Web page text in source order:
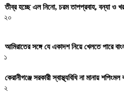
তীব্র হচ্ছে এল নিনো, চরম তাপপ্রবাহ, বন্যা ও
২০
আমিরাতের সঙ্গে যে একাদশ নিয়ে খেলতে পারে
১
কেরানীগঞ্জে সরকারী স্বাস্থ্যবিধি না মানায় শপিংমল
২